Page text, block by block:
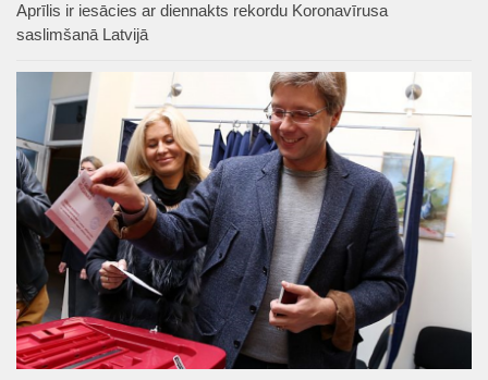
Aprīlis ir iesācies ar diennakts rekordu Koronavīrusa
saslimšanā Latvijā